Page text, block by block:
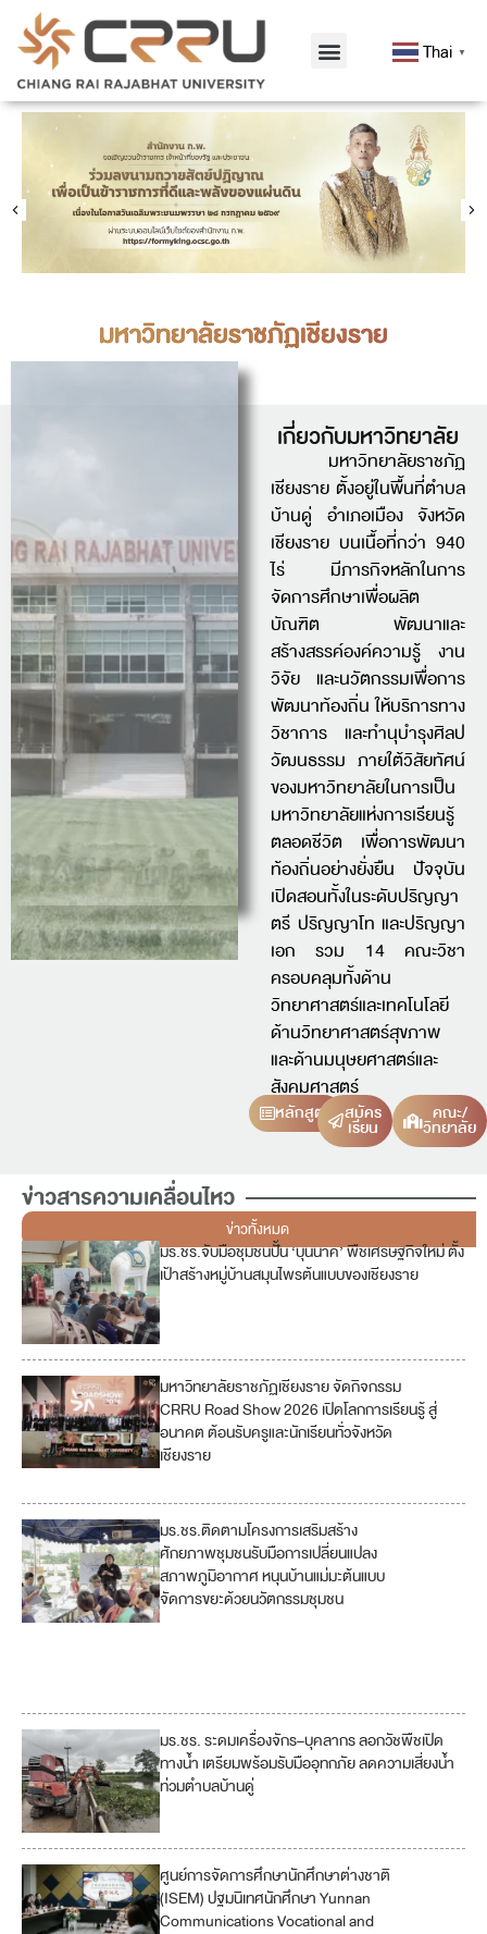
Thai ▼
มหาวิทยาลัยราชภัฏเชียงราย
เกี่ยวกับมหาวิทยาลัย
มหาวิทยาลัยราชภัฏ
เชียงราย ตั้งอยู่ในพื้นที่ตำบล
บ้านดู่ อำเภอเมือง จังหวัด
เชียงราย บนเนื้อที่กว่า 940
ไร่ มีภารกิจหลักในการ
จัดการศึกษาเพื่อผลิต
บัณฑิต พัฒนาและ
สร้างสรรค์องค์ความรู้ งาน
วิจัย และนวัตกรรมเพื่อการ
พัฒนาท้องถิ่น ให้บริการทาง
วิชาการ และทำนุบำรุงศิลป
วัฒนธรรม ภายใต้วิสัยทัศน์
ของมหาวิทยาลัยในการเป็น
มหาวิทยาลัยแห่งการเรียนรู้
ตลอดชีวิต เพื่อการพัฒนา
ท้องถิ่นอย่างยั่งยืน ปัจจุบัน
เปิดสอนทั้งในระดับปริญญา
ตรี ปริญญาโท และปริญญา
เอก รวม 14 คณะวิชา
ครอบคลุมทั้งด้าน
วิทยาศาสตร์และเทคโนโลยี
ด้านวิทยาศาสตร์สุขภาพ
และด้านมนุษยศาสตร์และ
สังคมศาสตร์
หลักสูตร สมัคร
เรียน
คณะ/
วิทยาลัย
ข่าวสารความเคลื่อนไหว
ข่าวทั้งหมด
มร.ชร.จับมือชุมชนปั้น ‘บุนนาค’ พืชเศรษฐกิจใหม่ ตั้ง
เป้าสร้างหมู่บ้านสมุนไพรต้นแบบของเชียงราย
มหาวิทยาลัยราชภัฏเชียงราย จัดกิจกรรม
CRRU Road Show 2026 เปิดโลกการเรียนรู้ สู่
อนาคต ต้อนรับครูและนักเรียนทั่วจังหวัด
เชียงราย
มร.ชร.ติดตามโครงการเสริมสร้าง
ศักยภาพชุมชนรับมือการเปลี่ยนแปลง
สภาพภูมิอากาศ หนุนบ้านแม่มะต้นแบบ
จัดการขยะด้วยนวัตกรรมชุมชน
มร.ชร. ระดมเครื่องจักร–บุคลากร ลอกวัชพืชเปิด
ทางน้ำ เตรียมพร้อมรับมืออุทกภัย ลดความเสี่ยงน้ำ
ท่วมตำบลบ้านดู่
ศูนย์การจัดการศึกษานักศึกษาต่างชาติ
(ISEM) ปฐมนิเทศนักศึกษา Yunnan
Communications Vocational and